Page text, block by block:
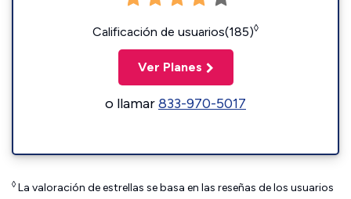
Calificación de usuarios(185)◊
Ver Planes
o llamar833-970-5017
◊ La valoración de estrellas se basa en las reseñas de los usuarios